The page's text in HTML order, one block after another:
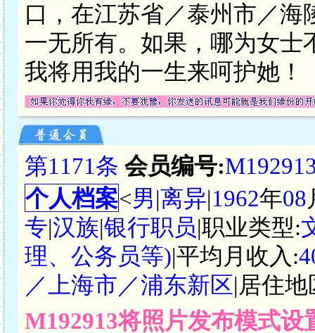
口，在江苏省／泰州市／
一无所有。如果，哪为女士
我将用我的一生来呵护她！
第1171条 会员编号:
个人档案<男|离异|1962年08
专|汉族|银行职员|职业类型:
理、公务员等)|平均月收入:
／上海市／浦东新区|居住地
M192913将照片发布模式